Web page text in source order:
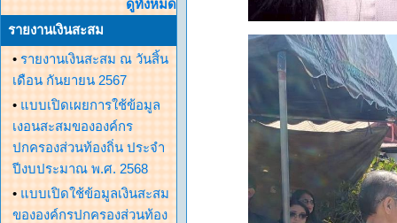
ดูทั้งหมด
รายงานเงินสะสม
• รายงานเงินสะสม ณ วันสิ้น
เดือน กันยายน 2567
• แบบเปิดเผยการใช้ข้อมูล
เงอนสะสมขององค์กร
ปกครองส่วนท้องถิ่น ประจำ
ปีงบประมาณ พ.ศ. 2568
• แบบเปิดใช้ข้อมูลเงินสะสม
ขององค์กรปกครองส่วนท้อง